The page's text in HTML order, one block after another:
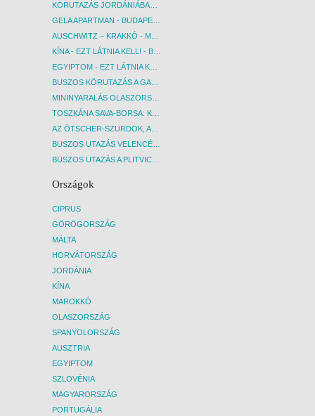
KÖRUTAZÁS JORDÁNIÁBAN, HOLT-TENGERI PIHENÉSSEL - BUDAPEST, REPÜLŐ
GELA APARTMAN - BUDAPEST, REPÜLŐ
AUSCHWITZ – KRAKKÓ - MEGRÁZÓ IDŐUTAZÁS! - BUDAPEST, BUSZ
KÍNA - EZT LÁTNIA KELL! - BUDAPEST, REPÜLŐ
EGYIPTOM - EZT LÁTNIA KELL! - BUDAPEST, REPÜLŐ
BUSZOS KÖRUTAZÁS A GARDA-TÓ KÖRNYÉKÉN - BUDAPEST, BUSZ
MININYARALÁS OLASZORSZÁGBAN: ÉSZAK-OLASZ GYÖNGYSZEMEK NYOMÁBAN - BUDAPEST, BUSZ
TOSZKÁNA SAVA-BORSA: KÓSTOLÓK ÉS KULTURÁLIS UTAZÁS - BUDAPEST, BUSZ
AZ ÖTSCHER-SZURDOK, AUSZTRIA GRAND CANYONJA - BUDAPEST, BUSZ
BUSZOS UTAZÁS VELENCÉBE - BUDAPEST, BUSZ
BUSZOS UTAZÁS A PLITVICEI-TAVAK NEMZETI PARKBA - BUDAPEST, BUSZ
Országok
CIPRUS
GÖRÖGORSZÁG
MÁLTA
HORVÁTORSZÁG
JORDÁNIA
KÍNA
MAROKKÓ
OLASZORSZÁG
SPANYOLORSZÁG
AUSZTRIA
EGYIPTOM
SZLOVÉNIA
MAGYARORSZÁG
PORTUGÁLIA